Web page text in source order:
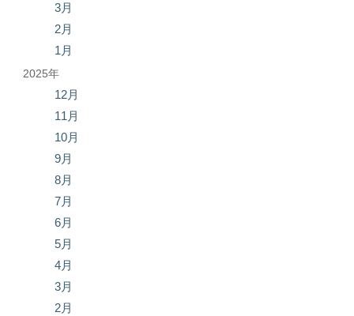
3月
2月
1月
2025年
12月
11月
10月
9月
8月
7月
6月
5月
4月
3月
2月